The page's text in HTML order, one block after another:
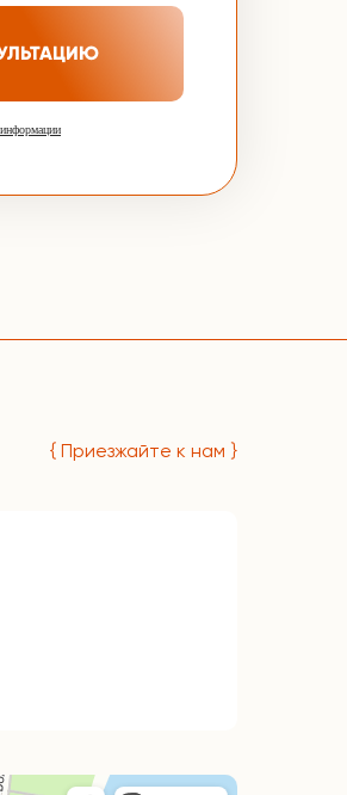
{ Приезжайте к нам }